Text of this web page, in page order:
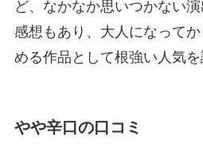
ど、なかなか思いつかない
感想もあり、大人になって
める作品として根強い人気を
やや辛口の口コミ